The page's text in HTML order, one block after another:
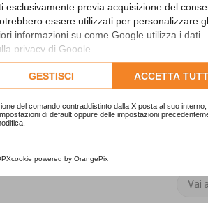
esclusivamente previa acquisizione del
essere utilizzati per personalizzare
informazioni su come Google utilizza i dati
privacy di Google
completa.
GESTISCI ACCETTA
del comando contraddistinto dalla X posta al suo interno,
di default oppure delle impostazioni
powered by OrangePix
per
a ricoprire
o meno diritto
Vai a